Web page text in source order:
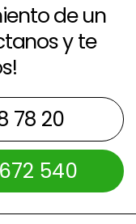
de un
y te
78 20
540